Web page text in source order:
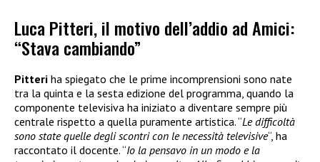
Luca Pitteri, il motivo dell’addio ad Amici:
“Stava cambiando”
Pitteri ha spiegato che le prime incomprensioni sono nate
tra la quinta e la sesta edizione del programma, quando la
componente televisiva ha iniziato a diventare sempre più
centrale rispetto a quella puramente artistica. “Le difficoltà
sono state quelle degli scontri con le necessità televisive“, ha
raccontato il docente. “Io la pensavo in un modo e la